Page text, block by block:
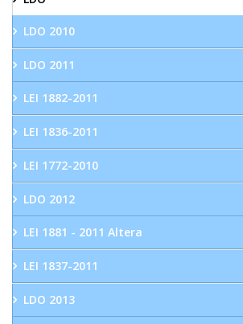
LDO 2010
LDO 2011
LEI 1882-2011
LEI 1836-2011
LEI 1772-2010
LDO 2012
LEI 1881 - 2011 Altera
LEI 1837-2011
LDO 2013